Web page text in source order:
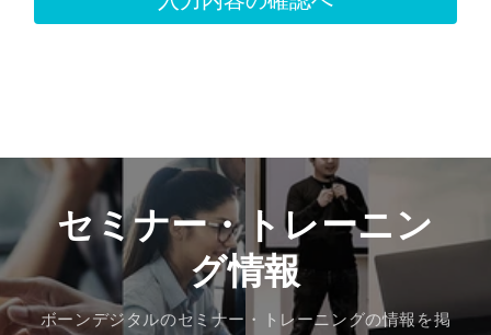
セミナー・トレーニン
グ情報
ボーンデジタルのセミナー・トレーニングの情報を掲